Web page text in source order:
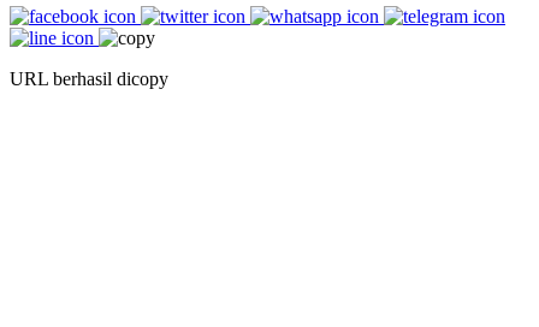
URL berhasil dicopy